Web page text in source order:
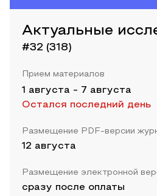
Актуальные
#32 (318)
Прием материалов
1 августа - 7 августа
Остался последний день
Размещение PDF-версии
12 августа
Размещение электронной
сразу после оплаты